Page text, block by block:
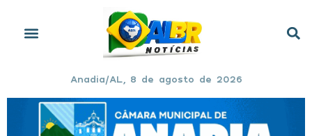
Anadia/AL, 8 de agosto de 2026